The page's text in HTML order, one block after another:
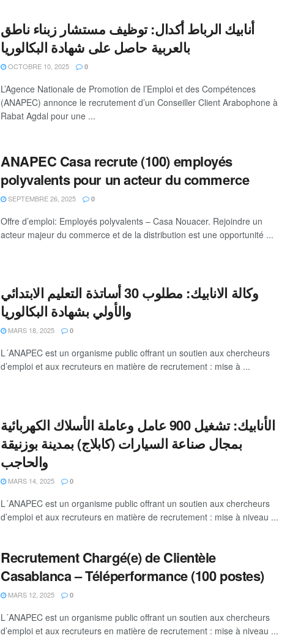
أنابيك الرباط أكدال: توظيف مستشار زبناء ناطق
بالعربية حاصل على شهادة البكالوريا
OCTOBRE 10, 2025 0
L’Agence Nationale de Promotion de l’Emploi et des Compétences
(ANAPEC) annonce le recrutement d’un Conseiller Client Arabophone à
Rabat Agdal pour une ...
ANAPEC Casa recrute (100) employés
polyvalents pour un acteur du commerce
SEPTEMBRE 26, 2025 0
Offre d’emploi: Employés polyvalents – Casa Nouacer. Rejoindre un
acteur majeur du commerce et de la distribution est une opportunité ...
وكالة الانابيك: مطلوب 30 أساتذة التعليم الابتدائي
والأولي بشهادة البكالوريا
MARS 18, 2025 0
L´ANAPEC est un organisme public offrant un soutien aux chercheurs
d’emploi et aux recruteurs en matière de recrutement : mise à ...
الأنابيك: تشغيل 900 عامل وعاملة الأسلاك الكهربائية
بمجال صناعة السيارات (كابلاج) بمدينة بوزنيقة
والحاجب
MARS 14, 2025 0
L´ANAPEC est un organisme public offrant un soutien aux chercheurs
d’emploi et aux recruteurs en matière de recrutement : mise à niveau ...
Recrutement Chargé(e) de Clientèle
Casablanca – Téléperformance (100 postes)
MARS 12, 2025 0
L´ANAPEC est un organisme public offrant un soutien aux chercheurs
d’emploi et aux recruteurs en matière de recrutement : mise à niveau ...